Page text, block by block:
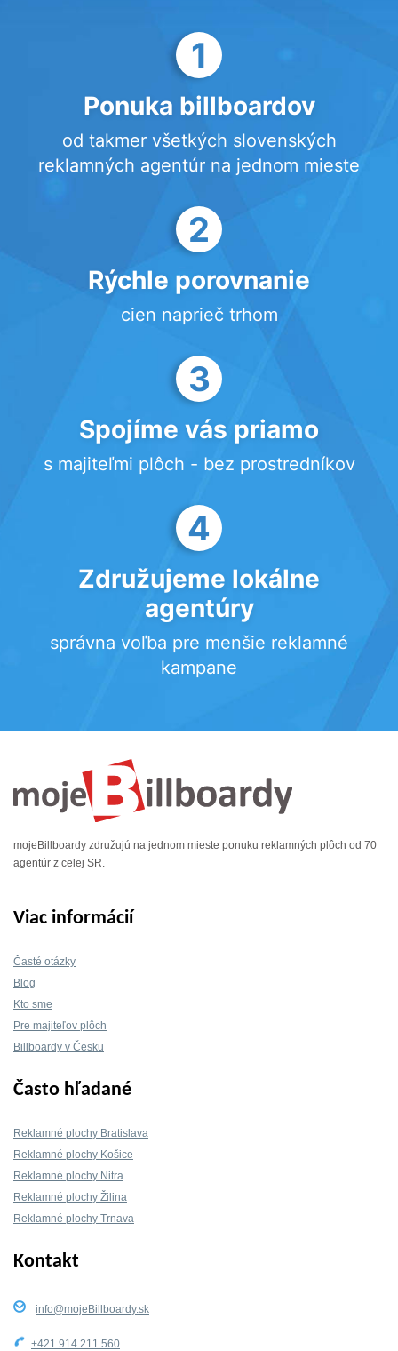
1
Ponuka billboardov
od takmer všetkých slovenských
reklamných agentúr na jednom mieste
2
Rýchle porovnanie
cien naprieč trhom
3
Spojíme vás priamo
s majiteľmi plôch - bez prostredníkov
4
Združujeme lokálne
agentúry
správna voľba pre menšie reklamné
kampane
mojeBillboardy združujú na jednom mieste ponuku reklamných plôch od 70
agentúr z celej SR.
Viac informácií
Časté otázky
Blog
Kto sme
Pre majiteľov plôch
Billboardy v Česku
Často hľadané
Reklamné plochy Bratislava
Reklamné plochy Košice
Reklamné plochy Nitra
Reklamné plochy Žilina
Reklamné plochy Trnava
Kontakt
info@mojeBillboardy.sk
+421 914 211 560